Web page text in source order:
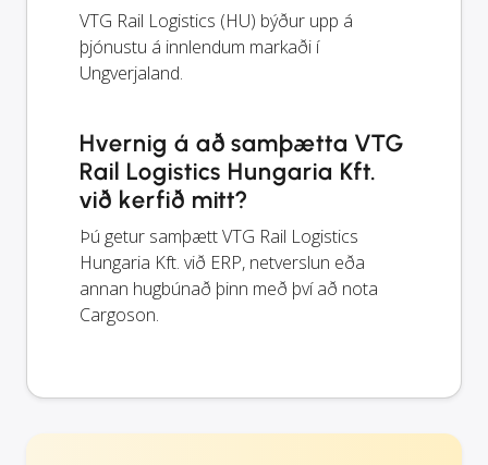
VTG Rail Logistics (HU) býður upp á
þjónustu á innlendum markaði í
Ungverjaland.
Hvernig á að samþætta VTG
Rail Logistics Hungaria Kft.
við kerfið mitt?
Þú getur samþætt VTG Rail Logistics
Hungaria Kft. við ERP, netverslun eða
annan hugbúnað þinn með því að nota
Cargoson.